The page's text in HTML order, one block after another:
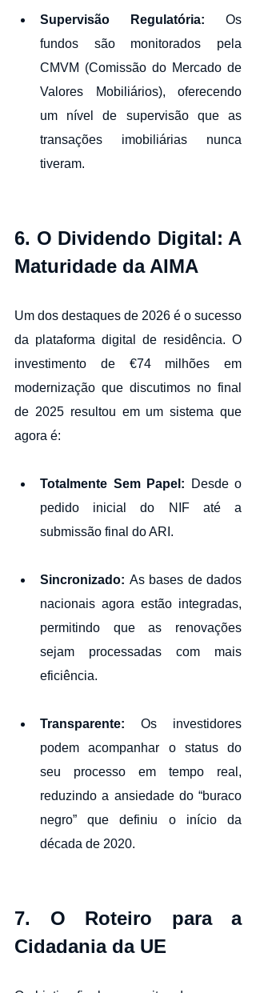
Supervisão Regulatória: Os
fundos são monitorados pela
CMVM (Comissão do Mercado de
Valores Mobiliários), oferecendo
um nível de supervisão que as
transações imobiliárias nunca
tiveram.
6. O Dividendo Digital: A
Maturidade da AIMA
Um dos destaques de 2026 é o sucesso
da plataforma digital de residência. O
investimento de €74 milhões em
modernização que discutimos no final
de 2025 resultou em um sistema que
agora é:
Totalmente Sem Papel: Desde o
pedido inicial do NIF até a
submissão final do ARI.
Sincronizado: As bases de dados
nacionais agora estão integradas,
permitindo que as renovações
sejam processadas com mais
eficiência.
Transparente: Os investidores
podem acompanhar o status do
seu processo em tempo real,
reduzindo a ansiedade do “buraco
negro” que definiu o início da
década de 2020.
7. O Roteiro para a
Cidadania da UE